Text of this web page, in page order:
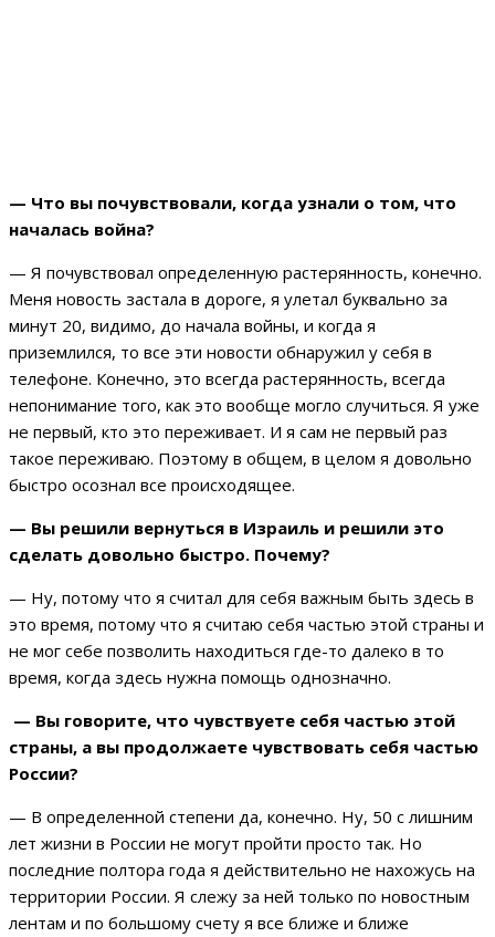
— Что вы почувствовали, когда узнали о том, что
началась война?
— Я почувствовал определенную растерянность, конечно.
Меня новость застала в дороге, я улетал буквально за
минут 20, видимо, до начала войны, и когда я
приземлился, то все эти новости обнаружил у себя в
телефоне. Конечно, это всегда растерянность, всегда
непонимание того, как это вообще могло случиться. Я уже
не первый, кто это переживает. И я сам не первый раз
такое переживаю. Поэтому в общем, в целом я довольно
быстро осознал все происходящее.
— Вы решили вернуться в Израиль и решили это
сделать довольно быстро. Почему?
— Ну, потому что я считал для себя важным быть здесь в
это время, потому что я считаю себя частью этой страны и
не мог себе позволить находиться где-то далеко в то
время, когда здесь нужна помощь однозначно.
— Вы говорите, что чувствуете себя частью этой
страны, а вы продолжаете чувствовать себя частью
России?
— В определенной степени да, конечно. Ну, 50 с лишним
лет жизни в России не могут пройти просто так. Но
последние полтора года я действительно не нахожусь на
территории России. Я слежу за ней только по новостным
лентам и по большому счету я все ближе и ближе